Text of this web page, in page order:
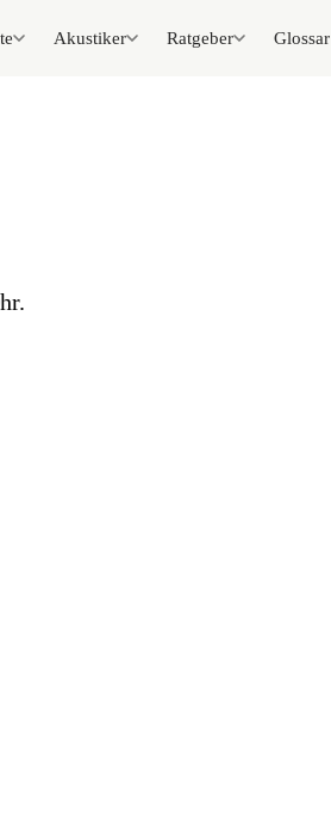
Akustiker Ratgeber Glossar